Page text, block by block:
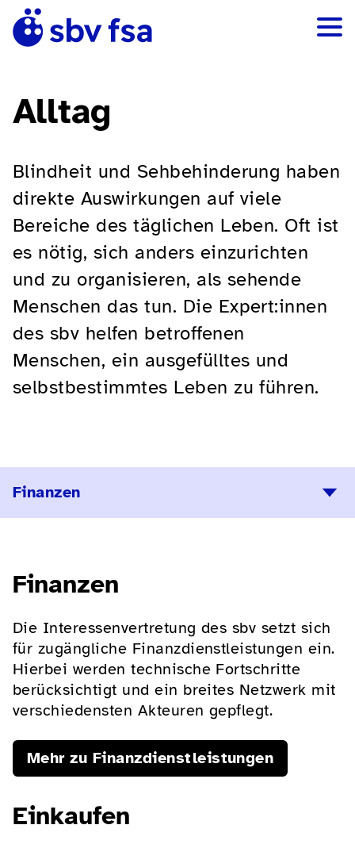
Alltag
Blindheit und Sehbehinderung haben
direkte Auswirkungen auf viele
Bereiche des täglichen Leben. Oft ist
es nötig, sich anders einzurichten
und zu organisieren, als sehende
Menschen das tun. Die Expert:innen
des sbv helfen betroffenen
Menschen, ein ausgefülltes und
selbstbestimmtes Leben zu führen.
Finanzen
Finanzen
Die Interessenvertretung des sbv setzt sich
für zugängliche Finanzdienstleistungen ein.
Hierbei werden technische Fortschritte
berücksichtigt und ein breites Netzwerk mit
verschiedensten Akteuren gepflegt.
Mehr zu Finanzdienstleistungen
Einkaufen